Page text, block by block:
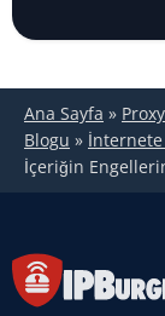
Ana Sayfa »
Blogu »
İçeriğin